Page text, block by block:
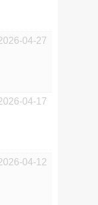
04-27
04-17
04-12